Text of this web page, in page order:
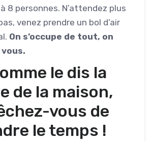
8 personnes. N’attendez plus
venez prendre un bol d’air
On s’occupe de tout, on
vous.
le dis la
de la maison,
vous de
le temps !